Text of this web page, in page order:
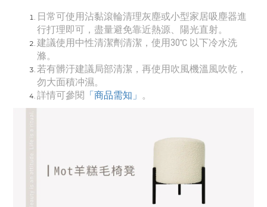
日常可使用沾黏滾輪清理灰塵或小型家居吸塵器進
行打理即可，盡量避免靠近熱源、陽光直射。
建議使用中性清潔劑清潔，使用30℃ 以下冷水洗
滌。
若有髒汙建議局部清潔，再使用吹風機溫風吹乾，
勿大面積冲濕。
詳情可參閱 「商品需知」 。